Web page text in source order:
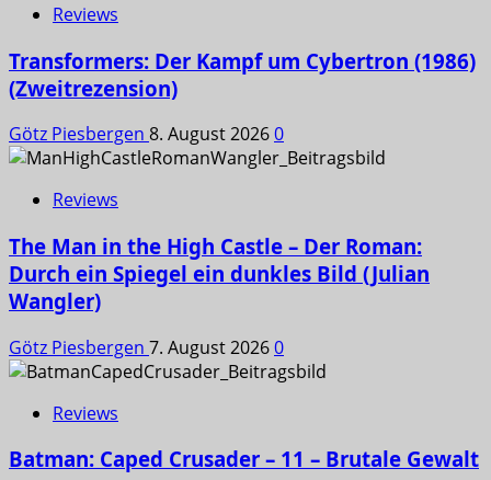
Reviews
Transformers: Der Kampf um Cybertron (1986)
(Zweitrezension)
Götz Piesbergen 8. August 20260
Reviews
The Man in the High Castle – Der Roman:
Durch ein Spiegel ein dunkles Bild (Julian
Wangler)
Götz Piesbergen 7. August 20260
Reviews
Batman: Caped Crusader – 11 – Brutale Gewalt